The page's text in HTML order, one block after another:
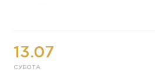
13.07
СУБОТА